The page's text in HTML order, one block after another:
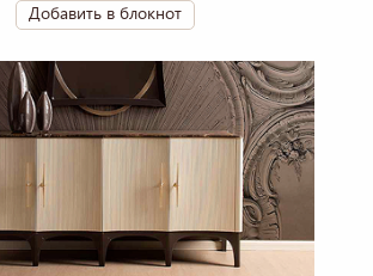
Добавить в блокнот